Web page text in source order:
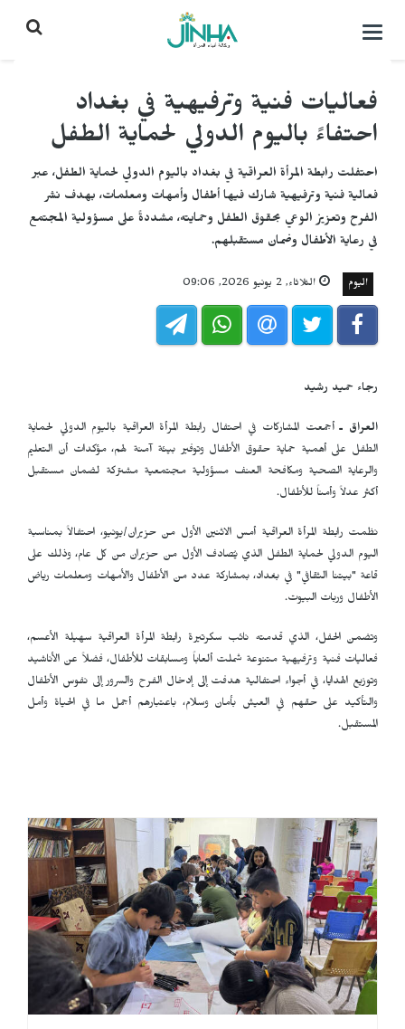
التحكم
فعاليات فنية وترفيهية في بغداد
احتفاءً باليوم الدولي لحماية الطفل
احتفلت رابطة المرأة العراقية في بغداد باليوم الدولي لحماية الطفل، عبر
فعالية فنية وترفيهية شارك فيها أطفال وأمهات ومعلمات، بهدف نشر
الفرح وتعزيز الوعي بحقوق الطفل وحمايته، مشددةً على مسؤولية المجتمع
في رعاية الأطفال وضمان مستقبلهم.
اليوم الثلاثاء, 2 يونيو 2026, 09:06
رجاء حميد رشيد
العراق ـأجمعت المشاركات في احتفال رابطة المرأة العراقية باليوم الدولي لحماية
الطفل على أهمية حماية حقوق الأطفال وتوفير بيئة آمنة لهم، مؤكدات أن التعليم
والرعاية الصحية ومكافحة العنف مسؤولية مجتمعية مشتركة لضمان مستقبل
أكثر عدلاً وأمناً للأطفال.
نظمت رابطة المرأة العراقية أمس الاثنين الأول من حزيران/يونيو، احتفالاً بمناسبة
اليوم الدولي لحماية الطفل الذي يُصادف الأول من حزيران من كل عام، وذلك على
قاعة "بيتنا الثقافي" في بغداد، بمشاركة عدد من الأطفال والأمهات ومعلمات رياض
الأطفال وربات البيوت.
وتضمن الحفل، الذي قدمته نائب سكرتيرة رابطة المرأة العراقية سهيلة الأعسم،
فعاليات فنية وترفيهية متنوعة شملت ألعاباً ومسابقات للأطفال، فضلاً عن الأناشيد
وتوزيع الهدايا، في أجواء احتفالية هدفت إلى إدخال الفرح والسرور إلى نفوس الأطفال
والتأكيد على حقهم في العيش بأمان وسلام، باعتبارهم أجمل ما في الحياة وأمل
المستقبل.